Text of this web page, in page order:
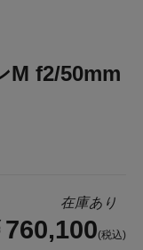
M f2/50mm
在庫あり
760,100(税込)